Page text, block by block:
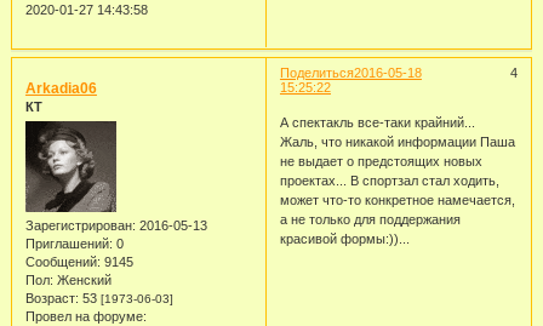
2020-01-27 14:43:58
Поделиться 4
2016-05-18
15:25:22
Arkadia06
КТ
Зарегистрирован: 2016-05-13
Приглашений: 0
Сообщений: 9145
Пол: Женский
Возраст: 53 [1973-06-03]
Провел на форуме:
А спектакль все-таки крайний...
Жаль, что никакой информации Паша
не выдает о предстоящих новых
проектах... В спортзал стал ходить,
может что-то конкретное намечается,
а не только для поддержания
красивой формы:))...